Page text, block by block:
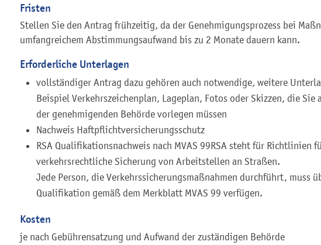
Fristen
Stellen Sie den Antrag frühzeitig, da der Genehmigungsprozess bei
umfangreichem Abstimmungsaufwand bis zu 2 Monate dauern kann.
Erforderliche Unterlagen
vollständiger Antrag dazu gehören auch notwendige, weitere
Beispiel Verkehrszeichenplan, Lageplan, Fotos oder Skizzen, die Sie
der genehmigenden Behörde vorlegen müssen
Nachweis Haftpflichtversicherungsschutz
RSA Qualifikationsnachweis nach MVAS 99RSA steht für Richtlinien
verkehrsrechtliche Sicherung von Arbeitstellen an Straßen.
Jede Person, die Verkehrssicherungsmaßnahmen durchführt, muss
Qualifikation gemäß dem Merkblatt MVAS 99 verfügen.
Kosten
je nach Gebührensatzung und Aufwand der zuständigen Behörde